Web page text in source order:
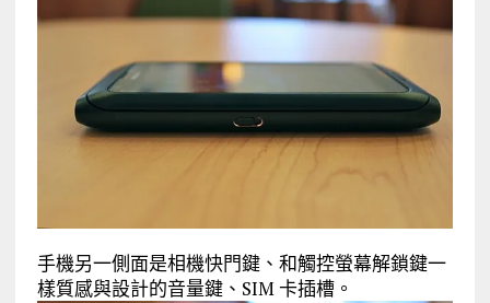
手機另一側面是相機快門鍵、和觸控螢幕解鎖鍵一
樣質感與設計的音量鍵、SIM 卡插槽。